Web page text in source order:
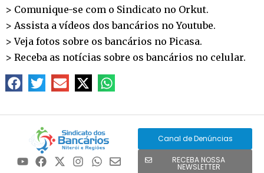
> Comunique-se com o Sindicato no Orkut.
> Assista a vídeos dos bancários noYoutube.
> Veja fotos sobre os bancários no Picasa.
> Receba as notícias sobre os bancários no celular.
Canal de Denúncias
RECEBA NOSSA
NEWSLETTER